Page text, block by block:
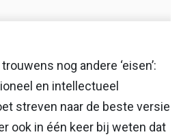
nog andere ‘eisen’:
en intellectueel
streven naar de beste versie
ook in één keer bij weten dat